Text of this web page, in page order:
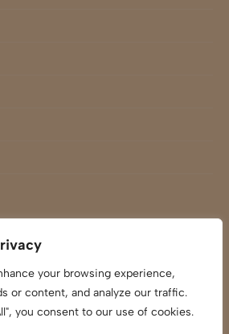
your browsing experience,
or content, and analyze our traffic.
you consent to our use of cookies.